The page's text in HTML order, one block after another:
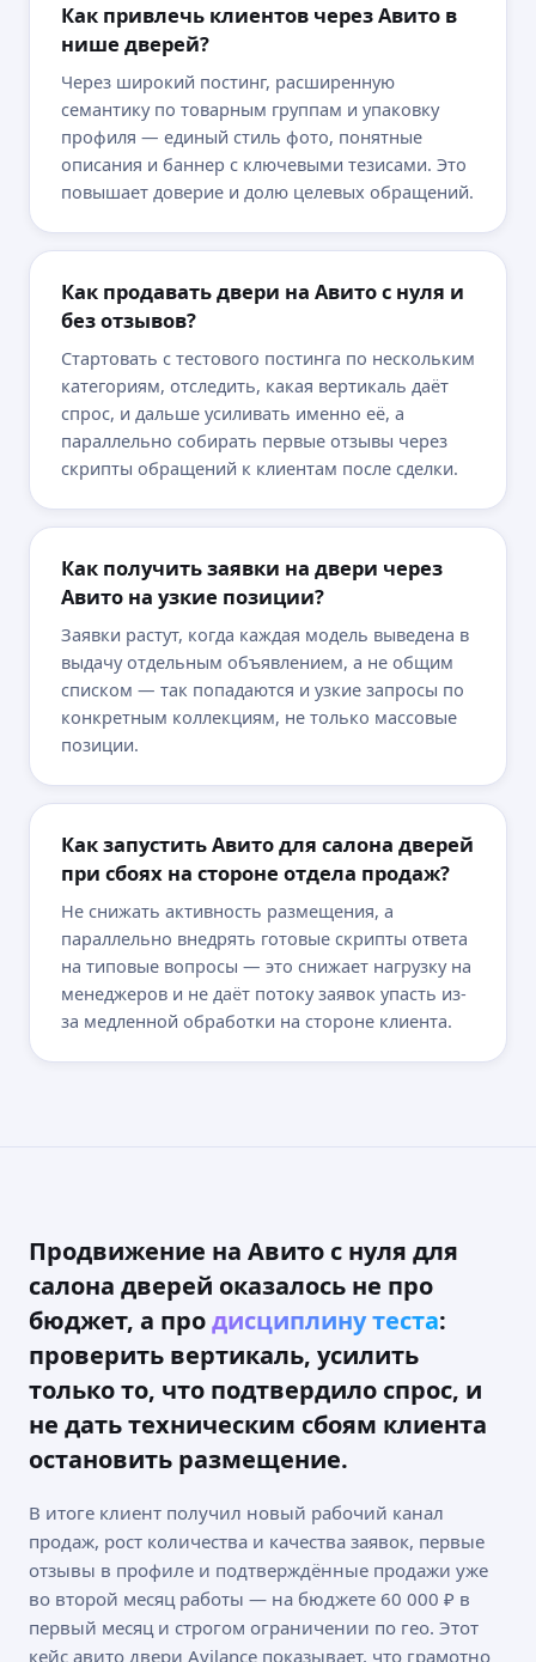
Как привлечь клиентов через Авито в
нише дверей?
Через широкий постинг, расширенную
семантику по товарным группам и упаковку
профиля — единый стиль фото, понятные
описания и баннер с ключевыми тезисами. Это
повышает доверие и долю целевых обращений.
Как продавать двери на Авито с нуля и
без отзывов?
Стартовать с тестового постинга по нескольким
категориям, отследить, какая вертикаль даёт
спрос, и дальше усиливать именно её, а
параллельно собирать первые отзывы через
скрипты обращений к клиентам после сделки.
Как получить заявки на двери через
Авито на узкие позиции?
Заявки растут, когда каждая модель выведена в
выдачу отдельным объявлением, а не общим
списком — так попадаются и узкие запросы по
конкретным коллекциям, не только массовые
позиции.
Как запустить Авито для салона дверей
при сбоях на стороне отдела продаж?
Не снижать активность размещения, а
параллельно внедрять готовые скрипты ответа
на типовые вопросы — это снижает нагрузку на
менеджеров и не даёт потоку заявок упасть из-
за медленной обработки на стороне клиента.
Продвижение на Авито с нуля для
салона дверей оказалось не про
бюджет, а продисциплину теста:
проверить вертикаль, усилить
только то, что подтвердило спрос, и
не дать техническим сбоям клиента
остановить размещение.
В итоге клиент получил новый рабочий канал
продаж, рост количества и качества заявок, первые
отзывы в профиле и подтверждённые продажи уже
во второй месяц работы — на бюджете 60 000 ₽ в
первый месяц и строгом ограничении по гео. Этот
кейс авито двери Avilance показывает, что грамотно
Изучим рынок, выдачу и уровень
спроса
Найдем конкурентов и расскажем
про их результаты
Расскажем, какую стратегию
Подготовим прогноз бюджета
опыта в вашей нише
20 000 ₽
Получить прогноз БЕСПЛАТНО
Активно ведем каналы в соцсетях,
выступаем спикерами
на мероприятиях, снимаем видео
и пишем статьи для Дзен
Подписывайтесь!
Политика конфиденциальности
Публичная оферта
Услуги
Полезные инструменты
Медийная реклама
О компании Avilance (Авиланс) Контакты
avilance@yandex.ru
ИП Воробьева Ольга Геннадьевна Avilance / Авиланс
Офис: г. Москва, Авиамоторная улица, 50
Работаем по всей России.